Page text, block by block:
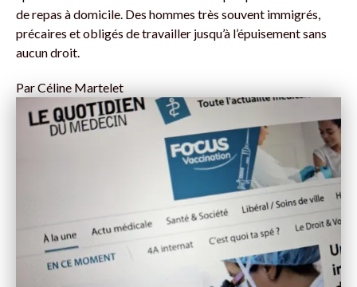
de repas à domicile. Des hommes très souvent immigrés,
précaires et obligés de travailler jusqu’à l’épuisement sans
aucun droit.
ParCéline Martelet